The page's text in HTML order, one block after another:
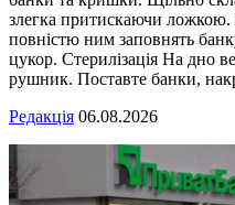
злегка притискаючи ложкою.
повністю ним заповнять
цукор. Стерилізація На дно
рушник. Поставте банки,
Редакція 06.08.2026